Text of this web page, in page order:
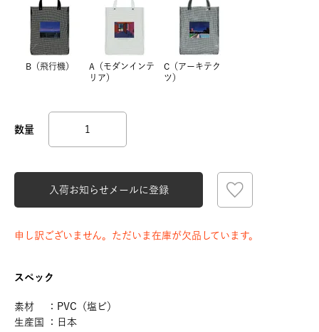
B（飛行機）
A（モダンインテ
リア）
C（アーキテク
ツ）
入荷お知らせメールに登録
申し訳ございません。ただいま在庫が欠品しています。
スペック
素材 ：PVC（塩ビ）
生産国 ：日本